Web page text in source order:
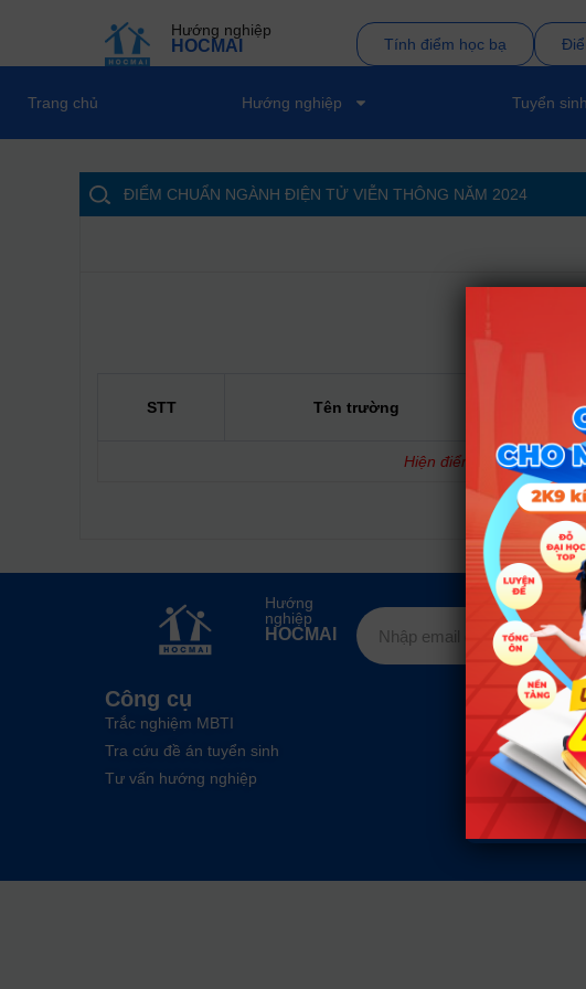
Hướng nghiệp
HOCMAI Tính điểm học bạ
Trang chủ Hướng nghiệp Tuyển
ĐIỂM CHUẨN NGÀNH ĐIỆN TỬ VIỄN THÔNG NĂM 2024
STT Tên trường
Hiện điểm chuẩn của
Hướng
nghiệp
HOCMAI
Công cụ
Trắc nghiệm MBTI
Tra cứu đề án tuyển sinh
Tư vấn hướng nghiệp
Tin
Tin giáo
Tin
Tin tuyển